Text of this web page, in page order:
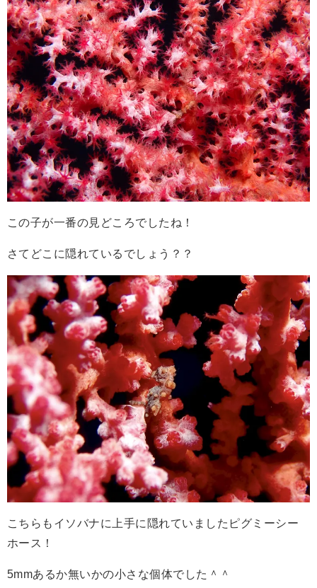
この子が一番の見どころでしたね！
さてどこに隠れているでしょう？？
こちらもイソバナに上手に隠れていましたピグミーシー
ホース！
5mmあるか無いかの小さな個体でした＾＾